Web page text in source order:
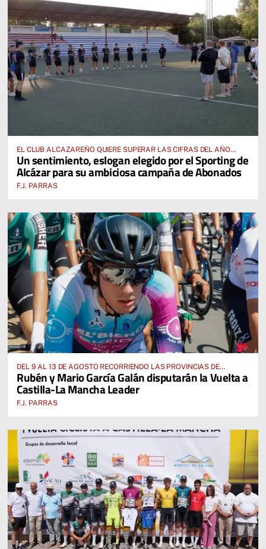
EL CLUB ALCAZAREÑO QUIERE SUPERAR LAS CIFRAS DEL AÑO
PASADO E INCLUSO DUPLICARLAS
Un sentimiento, eslogan elegido por el Sporting de
Alcázar para su ambiciosa campaña de Abonados
F.J. PARRAS
DEL 9 AL 13 DE AGOSTO RECORRIENDO LAS PROVINCIAS DE
CUENCA, ALBACETE, TOLEDO Y CIUDAD REAL
Rubén y Mario García Galán disputarán la Vuelta a
Castilla-La Mancha Leader
F.J. PARRAS